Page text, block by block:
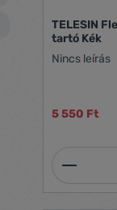
TELESIN
tartó Kék
Nincs leírás
5 550 Ft